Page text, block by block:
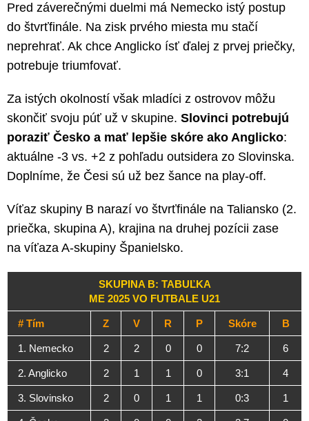
Pred záverečnými duelmi má Nemecko istý postup
do štvrťfinále. Na zisk prvého miesta mu stačí
neprehrať. Ak chce Anglicko ísť ďalej z prvej priečky,
potrebuje triumfovať.
Za istých okolností však mladíci z ostrovov môžu
skončiť svoju púť už v skupine. Slovinci potrebujú
poraziť Česko a mať lepšie skóre ako Anglicko:
aktuálne -3 vs. +2 z pohľadu outsidera zo Slovinska.
Doplníme, že Česi sú už bez šance na play-off.
Víťaz skupiny B narazí vo štvrťfinále na Taliansko (2.
priečka, skupina A), krajina na druhej pozícii zase
na víťaza A-skupiny Španielsko.
SKUPINA B: TABUĽKA
ME 2025 VO FUTBALE U21
# Tím Z V R P Skóre B
1. Nemecko 2 2 0 0 7:2 6
2. Anglicko 2 1 1 0 3:1 4
3. Slovinsko 2 0 1 1 0:3 1